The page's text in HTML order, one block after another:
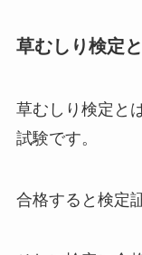
草むしり検定
草むしり検定と
試験です。
合格すると検定